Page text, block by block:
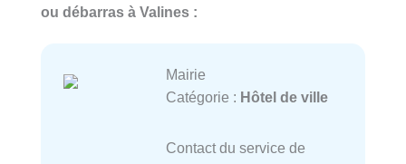
ou débarras à Valines :
Mairie
Catégorie : Hôtel de ville
Contact du service de